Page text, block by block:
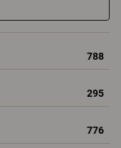
788
295
776